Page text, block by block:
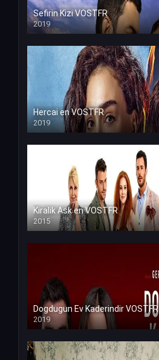
Sefirin Kizi VOSTFR
2019
Hercai en VOSTFR
2019
Kiralik Ask en VOSTFR
2015
Dogdugun Ev Kaderindir VOSTFR
2019